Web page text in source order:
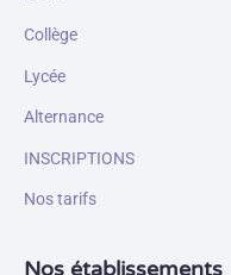
Collège
Lycée
Alternance
INSCRIPTIONS
Nos tarifs
Nos établissements